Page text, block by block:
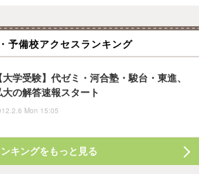
予備校アクセスランキング
大学受験】代ゼミ・河合塾・駿台・東進、
大の解答速報スタート
Mon 15:05
キングをもっと見る